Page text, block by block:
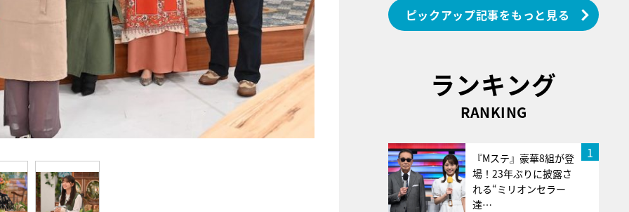
ピックアップ記事をもっと見る
ランキング
RANKING
1
『Mステ』豪華8組が登
場！23年ぶりに披露さ
れる“ミリオンセラー
達…